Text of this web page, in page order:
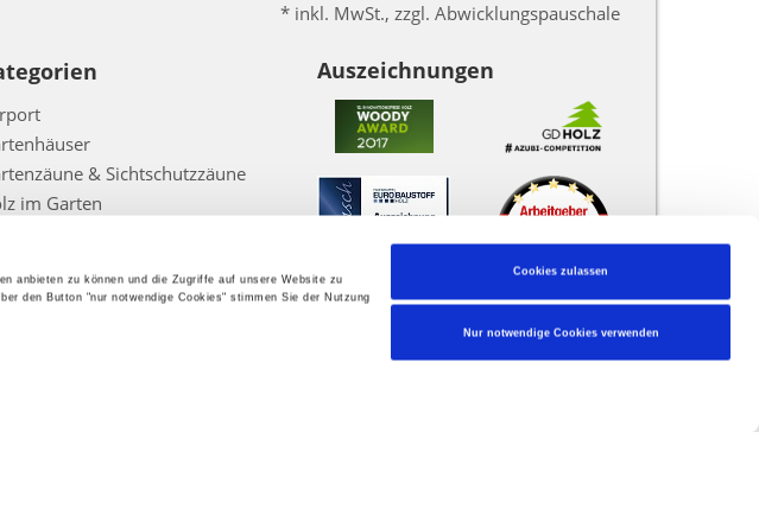
anbieten zu können und die Zugriffe auf unsere Website zu
den Button "nur notwendige Cookies" stimmen Sie der Nutzung
Cookies zulassen
Nur notwendige Cookies verwenden
* inkl. MwSt., zzgl. Abwicklungspauschale
& Sichtschutzzäune
im Garten
Auszeichnungen